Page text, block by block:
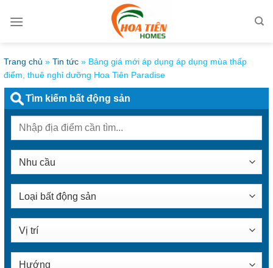
qua
Trang chủ » Tin tức » Bảng giá mới áp dụng áp dụng mùa thấp
điểm, thuê nghỉ dưỡng Hoa Tiên Paradise
Tìm kiếm bất động sản